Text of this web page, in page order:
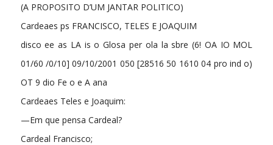
(A PROPOSITO D’UM JANTAR POLITICO)
Cardeaes ps FRANCISCO, TELES E JOAQUIM
disco ee as LA is o Glosa per ola la sbre (6! OA IO MOL
01/60 /0/10] 09/10/2001 050 [28516 50 1610 04 pro ind o)
OT 9 dio Fe o e A ana
Cardeaes Teles e Joaquim:
—Em que pensa Cardeal?
Cardeal Francisco;